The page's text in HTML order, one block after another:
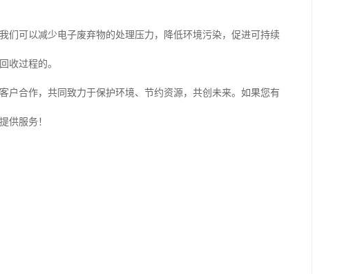
们可以减少电子废弃物的处理压力，降低环境污染，促进可持续
收过程的。
户合作，共同致力于保护环境、节约资源，共创未来。如果您有
供服务！